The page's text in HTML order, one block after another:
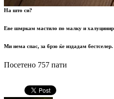
На што си?
Еве шмркам мастило по малку и
Ми нема спас, за брзо ќе издадам бестселер.
Посетено 757 пати